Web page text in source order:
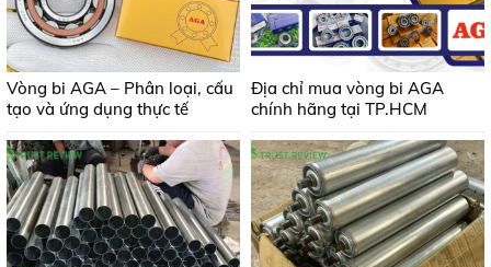
Vòng bi AGA – Phân loại, cấu
tạo và ứng dụng thực tế
Địa chỉ mua vòng bi AGA
chính hãng tại TP.HCM